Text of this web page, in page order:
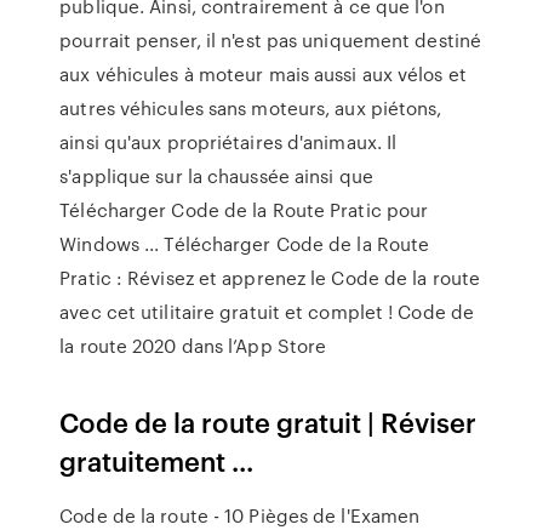
publique. Ainsi, contrairement à ce que l'on
pourrait penser, il n'est pas uniquement destiné
aux véhicules à moteur mais aussi aux vélos et
autres véhicules sans moteurs, aux piétons,
ainsi qu'aux propriétaires d'animaux. Il
s'applique sur la chaussée ainsi que
Télécharger Code de la Route Pratic pour
Windows ... Télécharger Code de la Route
Pratic : Révisez et apprenez le Code de la route
avec cet utilitaire gratuit et complet ! ‎Code de
la route 2020 dans l’App Store
Code de la route gratuit | Réviser
gratuitement ...
Code de la route - 10 Pièges de l'Examen